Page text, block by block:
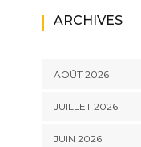
ARCHIVES
AOÛT 2026
JUILLET 2026
JUIN 2026